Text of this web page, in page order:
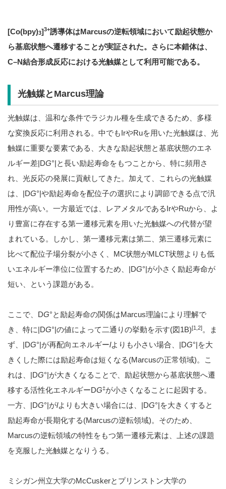
[Co(bpy)3]3+誘導体はMarcusの逆転領域において励起状態か
ら基底状態へ遷移することが実証された。さらに本錯体は、
C–N結合形成反応における光触媒として利用可能である。
光触媒とMarcus理論
光触媒は、温和な条件でラジカル種を生成できるため、多様
な変換反応に利用される。中でもIrやRuを用いた光触媒は、光
触媒に重要な要素である、大きな励起状態と基底状態のエネ
ルギー差|DG°|と長い励起寿命をもつことから、特に頻用さ
れ、光反応の発展に貢献してきた。加えて、これらの光触媒
は、|DG°|や励起寿命を配位子の選択により調節できる点で汎
用性が高い。一方最近では、レアメタルであるIrやRuから、よ
り豊富に存在する第一遷移元素を用いた光触媒への代替が望
まれている。しかし、第一遷移元素は第二、第三遷移元素に
比べて配位子場分裂が小さく、MC状態がMLCT状態よりも低
いエネルギー準位に位置するため、|DG°|が小さく励起寿命が
短い、という課題がある。
ここで、DG°と励起寿命の関係はMarcus理論により理解で
き、特に|DG°|の値によって二通りの挙動を示す(図1B)[1,2]。ま
ず、|DG°|が再配向エネルギーlよりも小さい場合、|DG°|を大
きくした際には励起寿命は短くなる(Marcusの正常領域)。こ
れは、|DG°|が大きくなることで、励起状態から基底状態へ遷
移する活性化エネルギーDG‡が小さくなることに起因する。
一方、|DG°|がlよりも大きい場合には、|DG°|を大きくすると
励起寿命が長期化する(Marcusの逆転領域)。そのため、
Marcusの逆転領域の特性をもつ第一遷移元素は、上述の課題
を克服した光触媒となりうる。
ミシガン州立大学のMcCuskerとプリンストン大学の